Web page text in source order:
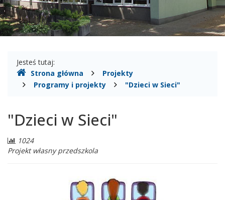
Gdzie
jesteśmy
Jesteś tutaj:
Strona główna
Projekty
Programy i projekty
"Dzieci w Sieci"
"Dzieci w Sieci"
Liczba
odwiedzających:
1024
Projekt własny przedszkola